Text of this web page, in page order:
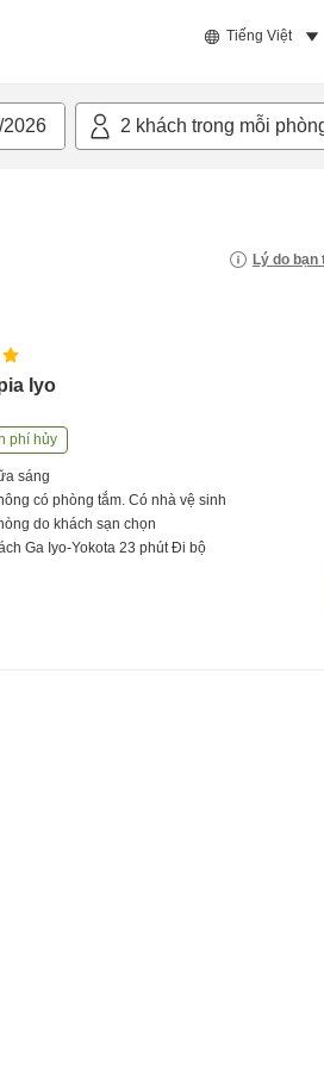
Tiếng Việt
2026 2 khách trong mỗi
Lý do
Iyo
phí hủy
sáng
có phòng tắm. Có nhà vệ sinh
do khách sạn chọn
Ga Iyo-Yokota 23 phútĐi bộ